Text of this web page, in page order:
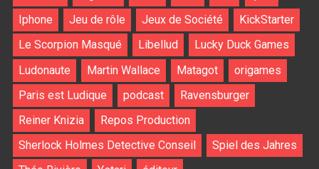
Iphone
Jeu de rôle Jeux de Société
KickStarter
Le Scorpion Masqué
Libellud
Lucky Duck Games
Ludonaute
Martin Wallace Matagot
origames
Paris est Ludique
podcast
Ravensburger
Reiner Knizia
Repos Production
Sherlock Holmes Detective Conseil
Spiel des Jahres